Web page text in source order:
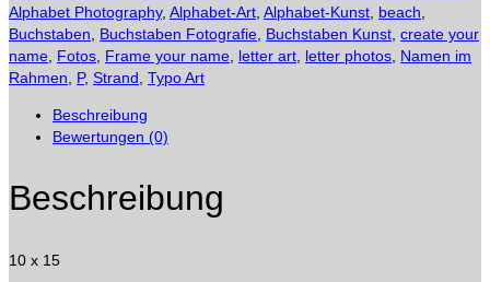
Alphabet Photography, Alphabet-Art Alphabet-Kunst beach
Buchstaben
Buchstaben Fotografie Buchstaben Kunst create your
name Fotos Frame your name letter art letter photos Namen im
Rahmen
P, Strand Typo Art
Beschreibung
Bewertungen (0)
Beschreibung
10 x 15